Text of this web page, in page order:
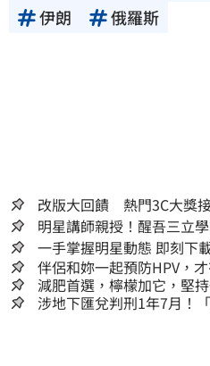
伊朗 俄羅斯
改版大回饋 熱門3C大獎
明星講師親授！醒吾三立
一手掌握明星
伴侶和妳一起預防HPV，
減肥首選，檸檬加它，堅
人生
涉地下匯兌判刑1年7月！